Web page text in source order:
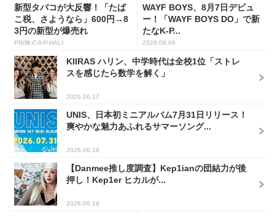
新型タバコが大反響！「たば
こ税、さようなら」600円→8
3円の新型が爆売れ
PR(株式会社HAL)
WAYF BOYS、8月7日デビュ
ー！「WAYF BOYS DO」で新
たなK-P...
2026.08.06
KIIRAS ハリン、中学時代は全校1位「ストレ
スを感じたら数学を解く」
2026.06.17
UNIS、日本初ミニアルバム7月31日リリース！
爽やかな魅力あふれるサマーソング...
2026.06.18
【Danmee推し度調査】Kep1ianの団結力が後
押し！Kep1er ヒカルが...
2026.06.19